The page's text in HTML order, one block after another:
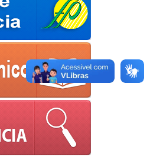
European Commission |